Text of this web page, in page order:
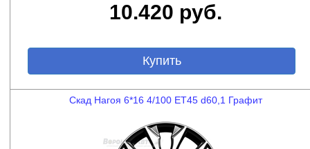
10.420 руб.
Купить
Скад Нагоя 6*16 4/100 ET45 d60,1 Графит